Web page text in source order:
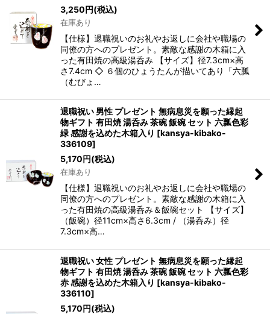
3,250円(税込)
在庫あり
【仕様】退職祝いのお礼やお返しに会社や職場の
同僚の方へのプレゼント。素敵な感謝の木箱に入
った有田焼の高級湯呑み 【サイズ】径7.3cm×高
さ7.4cm ◇ ６個のひょうたんが描いてあり「六瓢
（むびょ…
退職祝い 男性 プレゼント 無病息災を願った縁起
物ギフト 有田焼 湯呑み 茶碗 飯碗 セット 六瓢色彩
緑 感謝を込めた木箱入り [kansya-kibako-
336109]
5,170円(税込)
在庫あり
【仕様】退職祝いのお礼やお返しに会社や職場の
同僚の方へのプレゼント。素敵な感謝の木箱に入
った有田焼の高級湯呑み＆飯碗セット 【サイズ】
（飯碗）径11cm×高さ6.3cm / （湯呑み）径
7.3cm×高…
退職祝い 女性 プレゼント 無病息災を願った縁起
物ギフト 有田焼 湯呑み 茶碗 飯碗 セット 六瓢色彩
赤 感謝を込めた木箱入り [kansya-kibako-
336110]
5,170円(税込)